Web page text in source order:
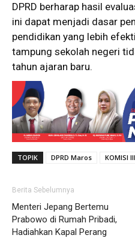
DPRD berharap hasil
ini dapat menjadi dasar
pendidikan yang lebih
tampung sekolah negeri
tahun ajaran baru.
TOPIK DPRD Maros KOMISI III
Berita Sebelumnya
Menteri Jepang Bertemu
Prabowo di Rumah Pribadi,
Hadiahkan Kapal Perang